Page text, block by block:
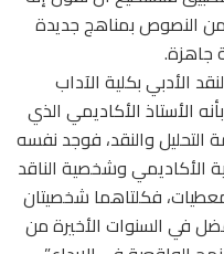
النصوص بمناهج جديدة
جاهزة.
الأدبي بكلية الآداب
الأستاذ الأكاديمي الذي
والنقد، فوجد نفسه
وشخصية الناقد
فكلتاهما شخصيتان
في السنوات الأخيرة من